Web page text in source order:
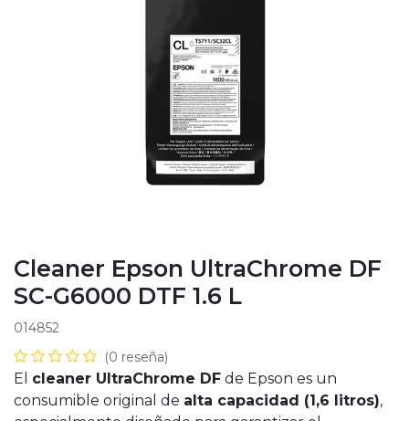
Cleaner Epson UltraChrome DF
SC-G6000 DTF 1.6 L
014852
(0 reseña)
El cleaner UltraChrome DF de Epson es un
consumible original de alta capacidad (1,6 litros),